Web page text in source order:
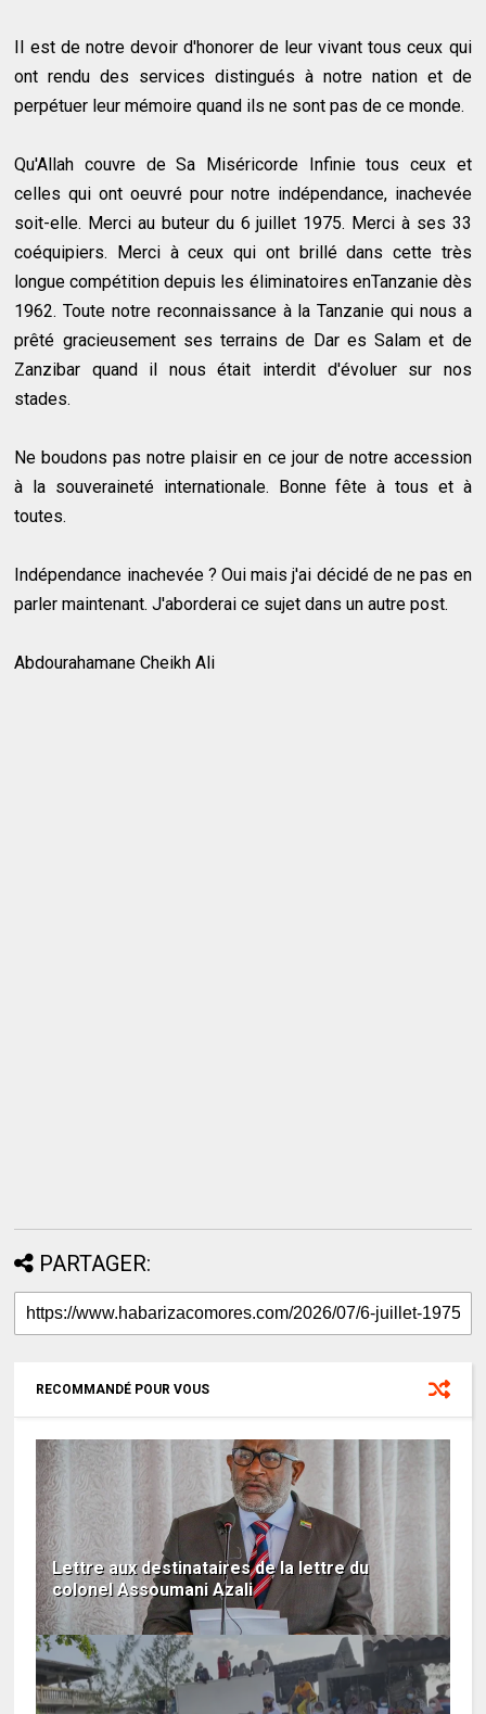
Il est de notre devoir d'honorer de leur vivant tous ceux qui
ont rendu des services distingués à notre nation et de
perpétuer leur mémoire quand ils ne sont pas de ce monde.
Qu'Allah couvre de Sa Miséricorde Infinie tous ceux et
celles qui ont oeuvré pour notre indépendance, inachevée
soit-elle. Merci au buteur du 6 juillet 1975. Merci à ses 33
coéquipiers. Merci à ceux qui ont brillé dans cette très
longue compétition depuis les éliminatoires enTanzanie dès
1962. Toute notre reconnaissance à la Tanzanie qui nous a
prêté gracieusement ses terrains de Dar es Salam et de
Zanzibar quand il nous était interdit d'évoluer sur nos
stades.
Ne boudons pas notre plaisir en ce jour de notre accession
à la souveraineté internationale. Bonne fête à tous et à
toutes.
Indépendance inachevée ? Oui mais j'ai décidé de ne pas en
parler maintenant. J'aborderai ce sujet dans un autre post.
Abdourahamane Cheikh Ali
PARTAGER:
RECOMMANDÉ POUR VOUS
Lettre aux destinataires de la lettre du
colonel Assoumani Azali